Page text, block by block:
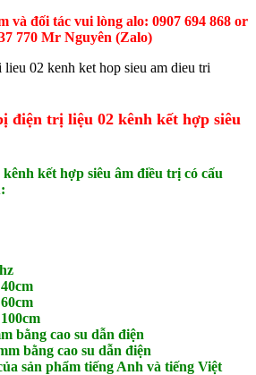
và đối tác vui lòng alo: 0907 694 868 or
770 Mr Nguyên (Zalo)
điện trị liệu 02 kênh kết hợp siêu
kết hợp siêu âm điều trị có cấu
bằng cao su dẫn điện
bằng cao su dẫn điện
sản phẩm tiếng Anh và tiếng Việt